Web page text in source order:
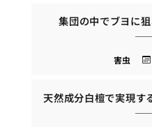
集団の中でブヨに
害虫
天然成分白檀で実現す